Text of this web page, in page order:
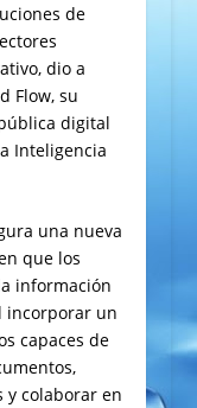
de
dio a
Flow, su
digital
Inteligencia
una nueva
que los
información
incorporar un
capaces de
y colaborar en